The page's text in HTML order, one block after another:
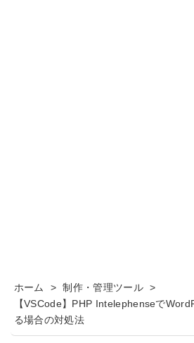
ホーム > 制作・管理ツール >
【VSCode】PHP Intelephenseで
る場合の対処法